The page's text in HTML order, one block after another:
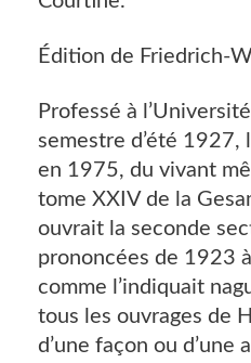
Édition de Friedrich-
Professé à
semestre d’été 1927,
en 1975, du vivant
tome XXIV de la
ouvrait la seconde
prononcées de 1923
comme l’indiquait
tous les ouvrages de
d’une façon ou d’une